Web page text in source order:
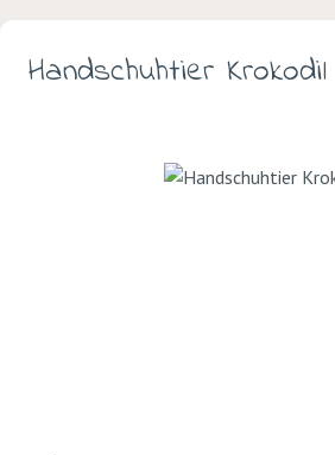
Handschuhtier Krokodil
Bildergalerie überspringen